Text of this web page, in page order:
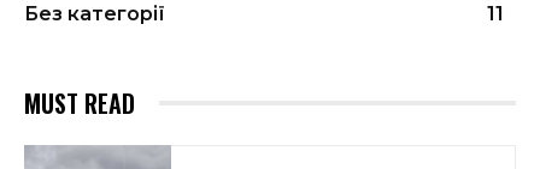
Без категорії
11
MUST READ